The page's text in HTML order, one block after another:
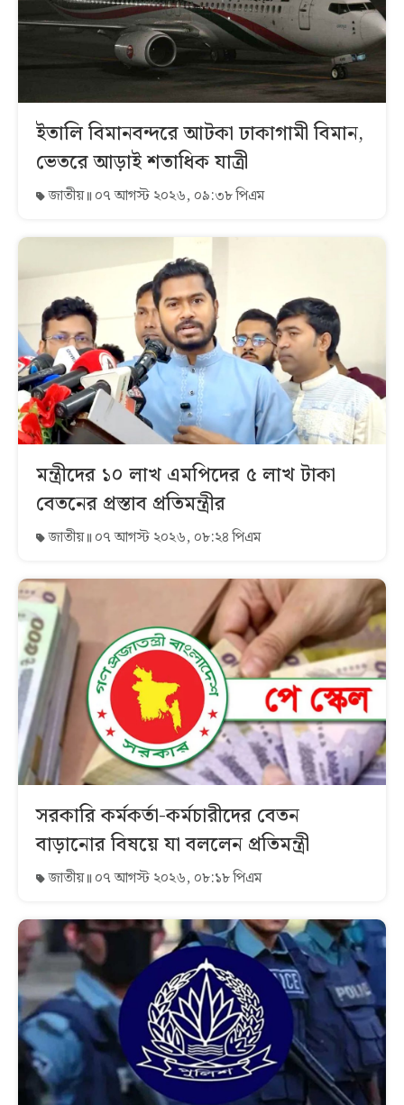
ইতালি বিমানবন্দরে আটকা ঢাকাগামী বিমান,
ভেতরে আড়াই শতাধিক যাত্রী
জাতীয় ০৭ আগস্ট ২০২৬, ০৯:৩৮ পিএম
মন্ত্রীদের ১০ লাখ এমপিদের ৫ লাখ টাকা
বেতনের প্রস্তাব প্রতিমন্ত্রীর
জাতীয় ০৭ আগস্ট ২০২৬, ০৮:২৪ পিএম
সরকারি কর্মকর্তা-কর্মচারীদের বেতন
বাড়ানোর বিষয়ে যা বললেন প্রতিমন্ত্রী
জাতীয় ০৭ আগস্ট ২০২৬, ০৮:১৮ পিএম